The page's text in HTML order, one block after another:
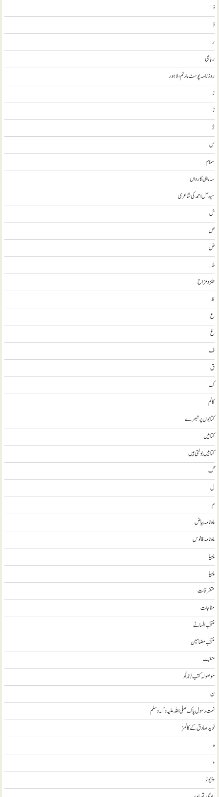
ذ
ڈ
ر
رباعی
روزنامہ پوسٹ مارٹم، لاہور
ز
ڑ
ژ
س
سلام
سہ ماہی کارواں
سيد آل احمد کی شاعری
ش
ص
ض
ط
طنز و مزاح
ظ
ع
غ
ف
ق
ک
کالم
کتابوں پر تبصرے
کتابيں
کتابیں بولتی ہیں
گ
ل
م
ماہ نامہ بیاض
ماہ نامہ فانوس
ماہیا
ماہیا
متفرقات
مناجات
منتخب افسانے
منتخب مضامين
منقبت
موصولہ کتب / جراٗد
ن
نعت رسول پاک صلی اللہ علیہ و آلہ وسلم
نويد صادق کے کالمز
ہ
و
وڈيوز